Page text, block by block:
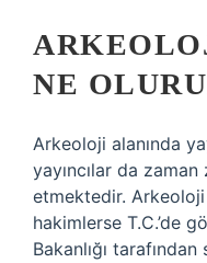
NE
Arkeoloji alanında
yayıncılar da
etmektedir. Arkeoloji
hakimlerse T.C.’de
Bakanlığı